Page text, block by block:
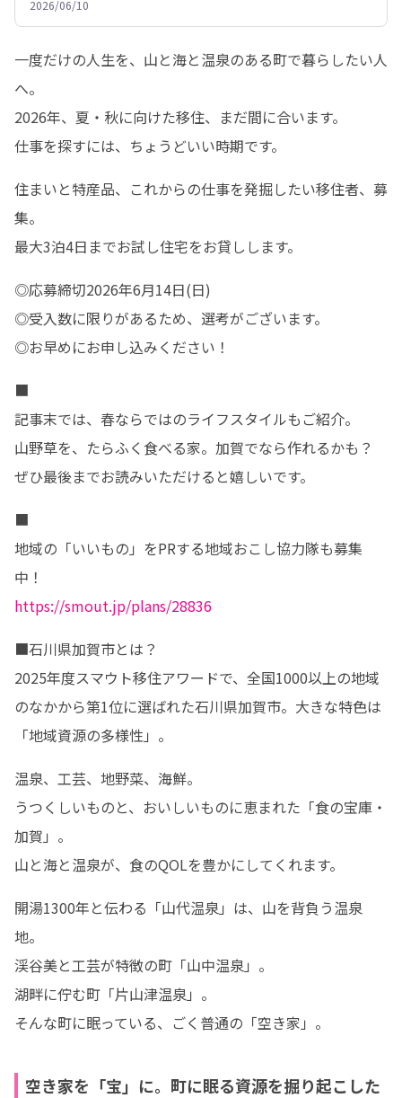
2026/06/10
一度だけの人生を、山と海と温泉のある町で暮らしたい人
へ。
2026年、夏・秋に向けた移住、まだ間に合います。
仕事を探すには、ちょうどいい時期です。
住まいと特産品、これからの仕事を発掘したい移住者、募
集。
最大3泊4日までお試し住宅をお貸しします。
◎応募締切2026年6月14日(日)
◎受入数に限りがあるため、選考がございます。
◎お早めにお申し込みください！
■
記事末では、春ならではのライフスタイルもご紹介。
山野草を、たらふく食べる家。加賀でなら作れるかも？
ぜひ最後までお読みいただけると嬉しいです。
■
地域の「いいもの」をPRする地域おこし協力隊も募集
https://smout.jp/plans/28836
■石川県加賀市とは？
2025年度スマウト移住アワードで、全国1000以上の地域
のなかから第1位に選ばれた石川県加賀市。大きな特色は
「地域資源の多様性」。
温泉、工芸、地野菜、海鮮。
うつくしいものと、おいしいものに恵まれた「食の宝庫・
加賀」。
山と海と温泉が、食のQOLを豊かにしてくれます。
開湯1300年と伝わる「山代温泉」は、山を背負う温泉
地。
渓谷美と工芸が特徴の町「山中温泉」。
湖畔に佇む町「片山津温泉」。
そんな町に眠っている、ごく普通の「空き家」。
空き家を「宝」に。町に眠る資源を掘り起こした